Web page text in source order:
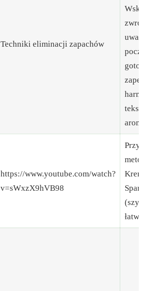
Techniki eliminacji zapachów
uwagi
aromat.
https://www.youtube.com/watch?
v=sWxzX9hVB98
metoda:
łatwa